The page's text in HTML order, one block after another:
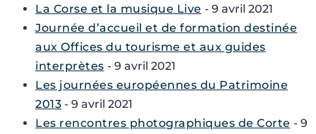
La Corse et la musique Live - 9 avril 2021
Journée d’accueil et de formation destinée
aux Offices du tourisme et aux guides
interprètes - 9 avril 2021
Les journées européennes du Patrimoine
2013 - 9 avril 2021
Les rencontres photographiques de Corte - 9